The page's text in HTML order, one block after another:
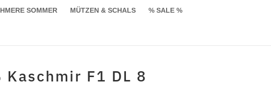
SOMMER MÜTZEN & SCHALS
% SALE %
Kaschmir F1 DL 8